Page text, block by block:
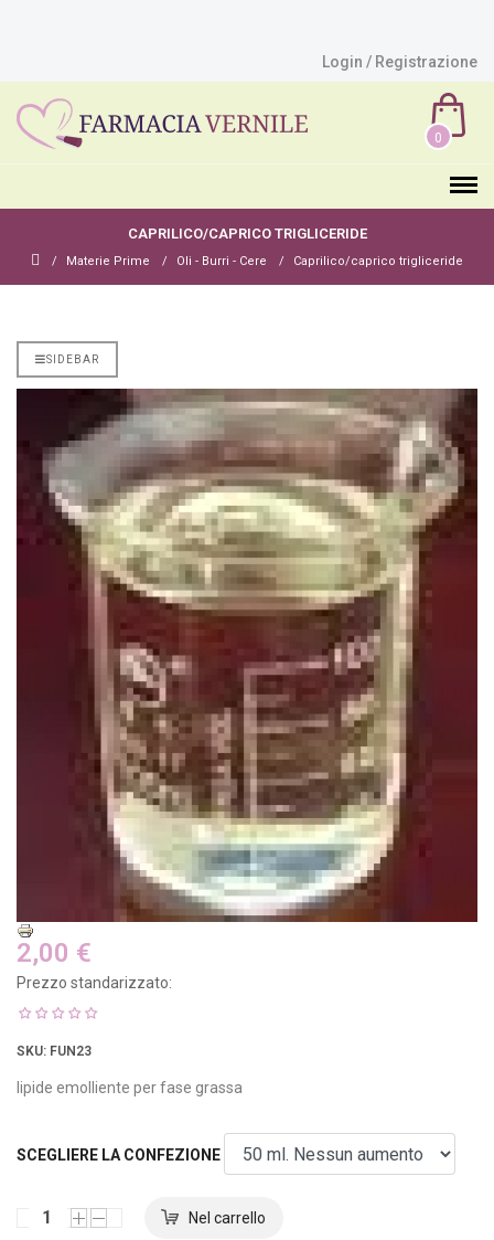
Login / Registrazione
0
CAPRILICO/CAPRICO TRIGLICERIDE
Materie Prime Oli - Burri - Cere Caprilico/caprico trigliceride
SIDEBAR
2,00 €
Prezzo standarizzato:
SKU: FUN23
lipide emolliente per fase grassa
SCEGLIERE LA CONFEZIONE